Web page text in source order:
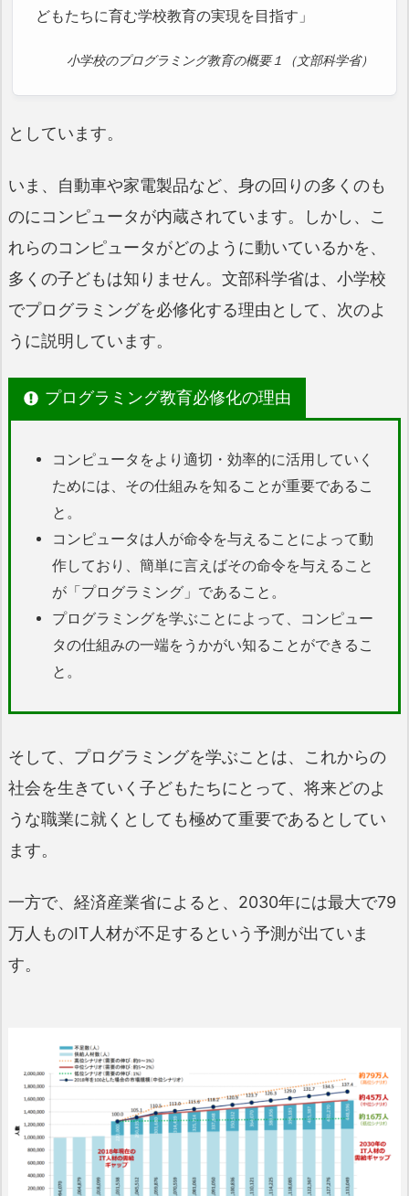
どもたちに育む学校教育の実現を目指す」
小学校のプログラミング教育の概要１（文部科学省）
としています。
いま、自動車や家電製品など、身の回りの多くのも
のにコンピュータが内蔵されています。しかし、こ
れらのコンピュータがどのように動いているかを、
多くの子どもは知りません。文部科学省は、小学校
でプログラミングを必修化する理由として、次のよ
うに説明しています。
プログラミング教育必修化の理由
コンピュータをより適切・効率的に活用していく
ためには、その仕組みを知ることが重要であるこ
と。
コンピュータは人が命令を与えることによって動
作しており、簡単に言えばその命令を与えること
が「プログラミング」であること。
プログラミングを学ぶことによって、コンピュー
タの仕組みの一端をうかがい知ることができるこ
と。
そして、プログラミングを学ぶことは、これからの
社会を生きていく子どもたちにとって、将来どのよ
うな職業に就くとしても極めて重要であるとしてい
ます。
一方で、経済産業省によると、2030年には最大で79
万人ものIT人材が不足するという予測が出ていま
す。